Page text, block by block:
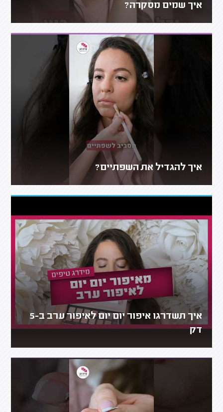
איך שמים מסקרה?
איך להגדיל את השפתיים?
איך תשדרגו איפור יום יום לאיפור ערב ב-5
דק